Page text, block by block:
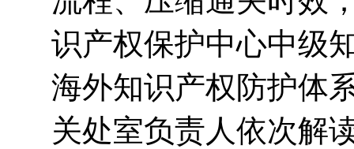
识产权保护中心中级
海外知识产权防护体
关处室负责人依次解